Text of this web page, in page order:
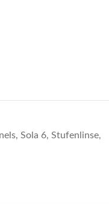
, Sola 6, Stufenlinse,